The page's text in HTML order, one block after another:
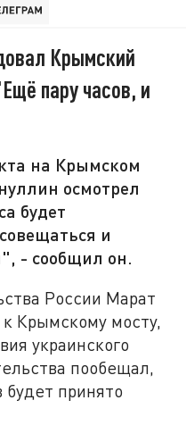
Крымский
пару часов, и
на Крымском
осмотрел
будет
и
- сообщил он.
России Марат
Крымскому мосту,
украинского
пообещал,
будет принято